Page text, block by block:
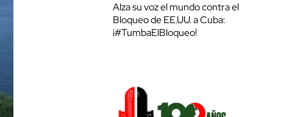
Alza su voz el mundo contra el
Bloqueo de EE.UU. a Cuba:
¡#TumbaElBloqueo!